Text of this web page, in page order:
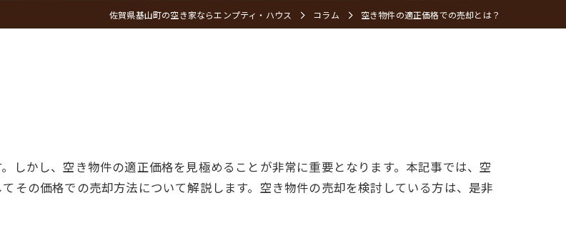
佐賀県基山町の空き家ならエンプティ・ハウス コラム 空き物件の適正価格での売却とは？
しかし、空き物件の適正価格を見極めることが非常に重要となります。本記事では、空
その価格での売却方法について解説します。空き物件の売却を検討している方は、是非